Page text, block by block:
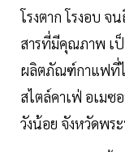
โรงตาก โรงอบ จ
สารที่มีคุณภาพ เ
ผลิตภัณฑ์กาแฟที่ไ
สไตล์คาเฟ่ อเมซ
วังน้อย จังหวัดพร